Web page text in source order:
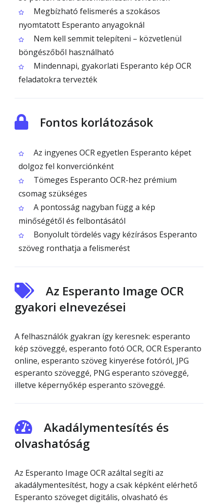
Megbízható felismerés a szokásos
nyomtatott Esperanto anyagoknál
Nem kell semmit telepíteni – közvetlenül
böngészőből használható
Mindennapi, gyakorlati Esperanto kép OCR
feladatokra tervezték
Fontos korlátozások
Az ingyenes OCR egyetlen Esperanto képet
dolgoz fel konverciónként
Tömeges Esperanto OCR-hez prémium
csomag szükséges
A pontosság nagyban függ a kép
minőségétől és felbontásától
Bonyolult tördelés vagy kézírásos Esperanto
szöveg ronthatja a felismerést
Az Esperanto Image OCR
gyakori elnevezései
A felhasználók gyakran így keresnek: esperanto
kép szöveggé, esperanto fotó OCR, OCR Esperanto
online, esperanto szöveg kinyerése fotóról, JPG
esperanto szöveggé, PNG esperanto szöveggé,
illetve képernyőkép esperanto szöveggé.
Akadálymentesítés és
olvashatóság
Az Esperanto Image OCR azáltal segíti az
akadálymentesítést, hogy a csak képként elérhető
Esperanto szöveget digitális, olvasható és